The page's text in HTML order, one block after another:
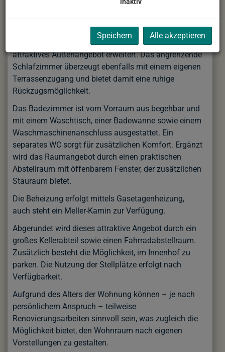
Das helle Wohnzimmer dient als zentraler
Durchgangsraum zwischen Vorzimmer und
Schlafzimmer. Von hier aus gelangen Sie direkt auf
die großzügige Terrasse, die den Wohnbereich um ein
attraktives Außenangebot erweitert. Das angrenzende
Schlafzimmer überzeugt ebenfalls mit einem eigenen
Terrassenzugang und bietet damit eine ruhige
Rückzugsmöglichkeit.
Das Badezimmer ist vom Vorraum aus begehbar und
mit einem Waschtisch, einer Badewanne sowie einem
Waschmaschinenanschluss ausgestattet. Ein
separates WC sorgt für zusätzlichen Komfort. Ergänzt
wird das Raumangebot durch einen praktischen
Abstellraum mit öffenbarem Fenster, der zusätzlichen
Stauraum bietet.
Die Beheizung erfolgt mittels Gasetagenheizung,
auch steht ein Meller-Kamin zur Verfügung.
Abgerundet wird dieses attraktive Angebot durch ein
großes Kellerabteil sowie einen Fahrradabstellraum.
Zusätzlich besteht die Möglichkeit, im Innenhof zu
parken. Die Nutzung der Stellplätze erfolgt nach
Verfügbarkeit.
Aufgrund des Alters der Wohnung können – je nach
persönlichem Anspruch – teilweise
Renovierungsarbeiten sinnvoll sein, was zugleich die
Möglichkeit bietet, den Wohnraum nach eigenen
Vorstellungen zu gestalten.
Speichern Alle akzeptieren